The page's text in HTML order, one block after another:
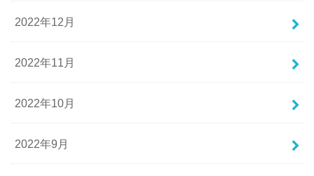
2022年12月
2022年11月
2022年10月
2022年9月